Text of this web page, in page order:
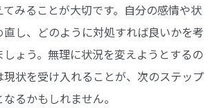
みることが大切です。自分の感情や状
し、どのように対処すれば良いかを考
ょう。無理に状況を変えようとするの
状を受け入れることが、次のステップ
るかもしれません。